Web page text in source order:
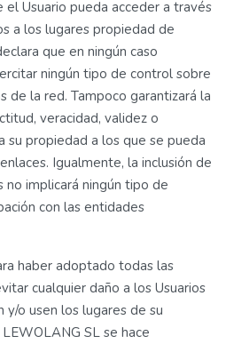
Usuario pueda acceder a través
a los lugares propiedad de
que en ningún caso
ningún tipo de control sobre
de la red. Tampoco garantizará la
veracidad, validez o
su propiedad a los que se pueda
Igualmente, la inclusión de
implicará ningún tipo de
con las entidades
haber adoptado todas las
cualquier daño a los Usuarios
y/o usen los lugares de su
SL se hace